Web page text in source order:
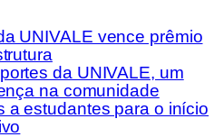
UNIVALE vence prêmio
da UNIVALE, um
na comunidade
a estudantes para o início